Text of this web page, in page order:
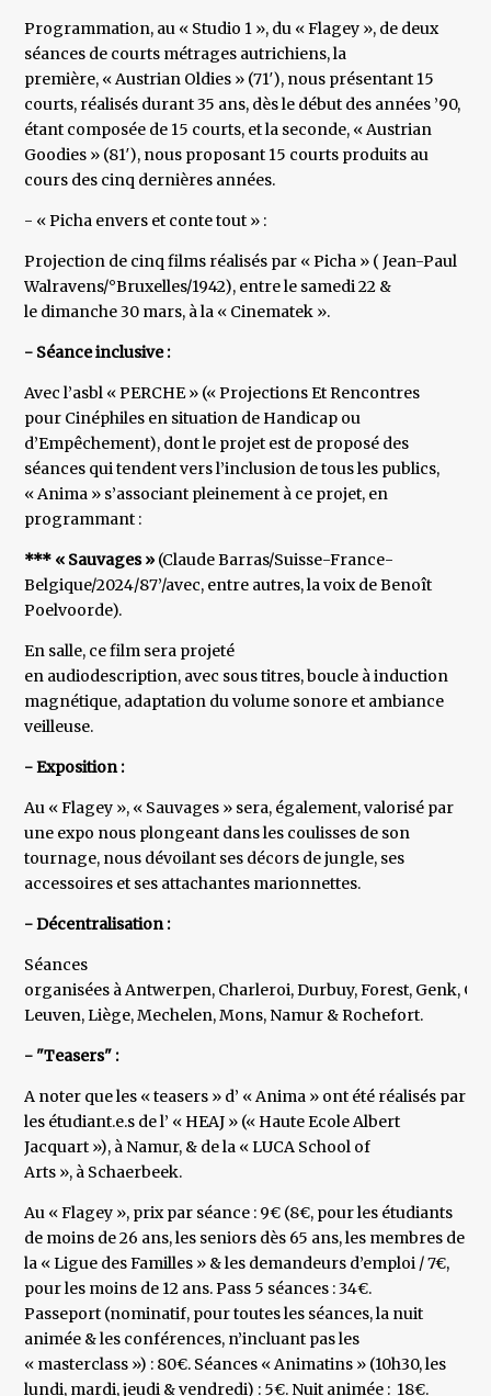
Programmation, au « Studio 1 », du « Flagey », de deux
séances de courts métrages autrichiens, la
première, « Austrian Oldies » (71′), nous présentant 15
courts, réalisés durant 35 ans, dès le début des années ’90,
étant composée de 15 courts, et la seconde, « Austrian
Goodies » (81′), nous proposant 15 courts produits au
cours des cinq dernières années.
- « Picha envers et conte tout » :
Projection de cinq films réalisés par « Picha » ( Jean-Paul
Walravens/°Bruxelles/1942), entre le samedi 22 &
le dimanche 30 mars, à la « Cinematek ».
- Séance inclusive :
Avec l’asbl « PERCHE » (« Projections Et Rencontres
pour Cinéphiles en situation de Handicap ou
d’Empêchement), dont le projet est de proposé des
séances qui tendent vers l’inclusion de tous les publics,
« Anima » s’associant pleinement à ce projet, en
programmant :
*** « Sauvages » (Claude Barras/Suisse-France-
Belgique/2024/87’/avec, entre autres, la voix de Benoît
Poelvoorde).
En salle, ce film sera projeté
en audiodescription, avec sous titres, boucle à induction
magnétique, adaptation du volume sonore et ambiance
veilleuse.
- Exposition :
Au « Flagey », « Sauvages » sera, également, valorisé par
une expo nous plongeant dans les coulisses de son
tournage, nous dévoilant ses décors de jungle, ses
accessoires et ses attachantes marionnettes.
- Décentralisation :
Séances
organisées à Antwerpen, Charleroi, Durbuy, Forest, Genk,
Leuven, Liège, Mechelen, Mons, Namur & Rochefort.
- "Teasers" :
A noter que les « teasers » d’ « Anima » ont été réalisés par
les étudiant.e.s de l’ « HEAJ » (« Haute Ecole Albert
Jacquart »), à Namur, & de la « LUCA School of
Arts », à Schaerbeek.
Au « Flagey », prix par séance : 9€ (8€, pour les étudiants
de moins de 26 ans, les seniors dès 65 ans, les membres de
la « Ligue des Familles » & les demandeurs d’emploi / 7€,
pour les moins de 12 ans. Pass 5 séances : 34€.
Passeport (nominatif, pour toutes les séances, la nuit
animée & les conférences, n’incluant pas les
« masterclass ») : 80€. Séances « Animatins » (10h30, les
lundi, mardi, jeudi & vendredi) : 5€. Nuit animée : 18€.